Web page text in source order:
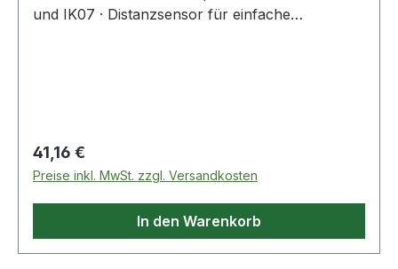
und IK07 · Distanzsensor für einfache
Regulärer Preis:
41,16 €
Preise inkl. MwSt. zzgl. Versandkosten
In den Warenkorb